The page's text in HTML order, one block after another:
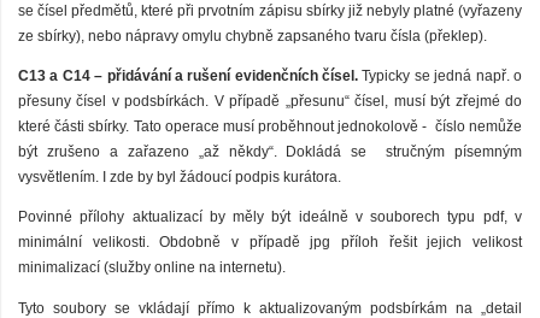
se čísel předmětů, které při prvotním zápisu sbírky již nebyly platné (vyřazeny
ze sbírky), nebo nápravy omylu chybně zapsaného tvaru čísla (překlep).
C13 a C14 – přidávání a rušení evidenčních čísel. Typicky se jedná např. o
přesuny čísel v podsbírkách. V případě „přesunu“ čísel, musí být zřejmé do
které části sbírky. Tato operace musí proběhnout jednokolově - číslo nemůže
být zrušeno a zařazeno „až někdy“. Dokládá se stručným písemným
vysvětlením. I zde by byl žádoucí podpis kurátora.
Povinné přílohy aktualizací by měly být ideálně v souborech typu pdf, v
minimální velikosti. Obdobně v případě jpg příloh řešit jejich velikost
minimalizací (služby online na internetu).
Tyto soubory se vkládají přímo k aktualizovaným podsbírkám na „detail